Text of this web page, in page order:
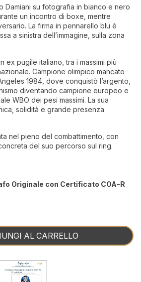
Damiani su fotografia in bianco e nero
un incontro di boxe, mentre
La firma in pennarello blu è
a sinistra dell’immagine, sulla zona
ex pugile italiano, tra i massimi più
Campione olimpico mancato
1984, dove conquistò l’argento,
diventando campione europeo e
WBO dei pesi massimi. La sua
solidità e grande presenza
nel pieno del combattimento, con
del suo percorso sul ring.
Originale con Certificato COA-R
AL CARRELLO